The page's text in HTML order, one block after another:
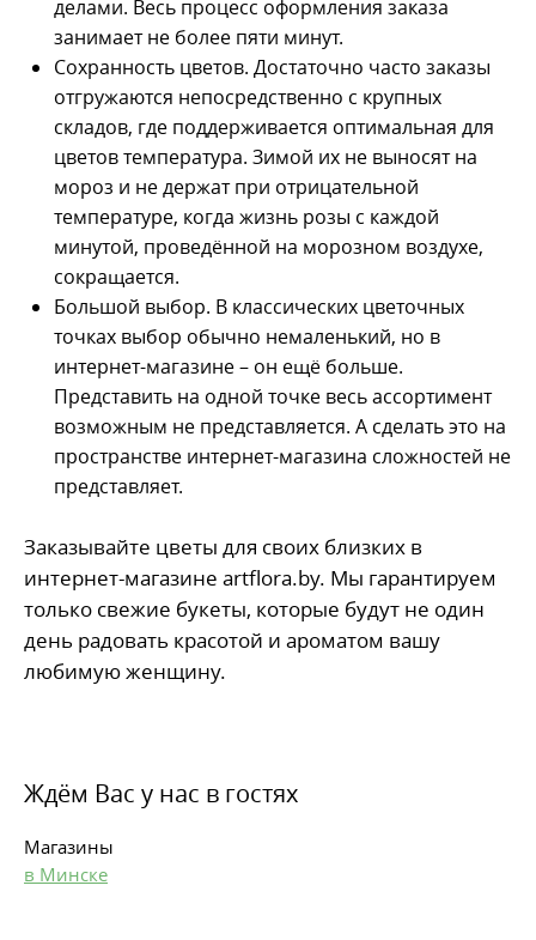
делами. Весь процесс оформления заказа
занимает не более пяти минут.
Сохранность цветов. Достаточно часто заказы
отгружаются непосредственно с крупных
складов, где поддерживается оптимальная для
цветов температура. Зимой их не выносят на
мороз и не держат при отрицательной
температуре, когда жизнь розы с каждой
минутой, проведённой на морозном воздухе,
сокращается.
Большой выбор. В классических цветочных
точках выбор обычно немаленький, но в
интернет-магазине – он ещё больше.
Представить на одной точке весь ассортимент
возможным не представляется. А сделать это на
пространстве интернет-магазина сложностей не
представляет.
Заказывайте цветы для своих близких в
интернет-магазине artflora.by. Мы гарантируем
только свежие букеты, которые будут не один
день радовать красотой и ароматом вашу
любимую женщину.
Ждём Вас у нас в гостях
Магазины
в Минске